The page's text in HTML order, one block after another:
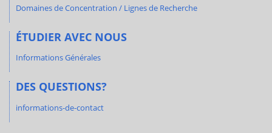
Domaines de Concentration / Lignes de Recherche
ÉTUDIER AVEC NOUS
Informations Générales
DES QUESTIONS?
informations-de-contact